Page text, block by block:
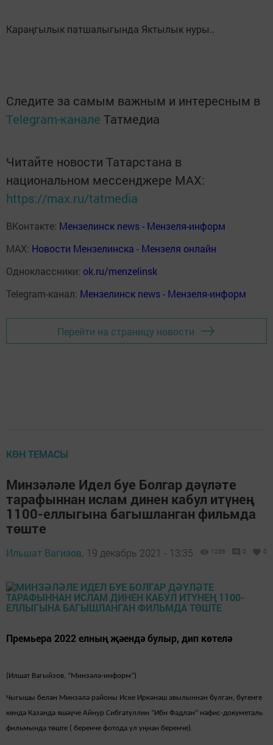
Караңгылык патшалыгында Яктылык нуры..
Следите за самым важным и интересным в
Telegram-канале Татмедиа
Читайте новости Татарстана в
национальном мессенджере MАХ:
https://max.ru/tatmedia
ВКонтакте: Мензелинск news - Мензеля-информ
MAX: Новости Мензелинска - Мензеля онлайн
Одноклассники: ok.ru/menzelinsk
Telegram-канал: Мензелинск news - Мензеля-информ
Перейти на страницу новости
КӨН ТЕМАСЫ
Минзәләле Идел буе Болгар дәүләте
тарафыннан ислам динен кабул итүнең
1100-еллыгына багышланган фильмда
төште
Ильшат Вагизов, 19 декабрь 2021 - 13:35 1236 0 0
Премьера 2022 елның җәендә булыр, дип көтелә
(Илшат Вагыйзов, “Минзәлә-информ”)
Чыгышы белән Минзәлә районы Иске Иркәнәш авылыннан булган, бүгенге
көндә Казанда яшәүче Айнур Сибгатуллин “Ибн Фадлан” нәфис-докуметаль
фильмында төште ( беренче фотода ул уңнан беренче).